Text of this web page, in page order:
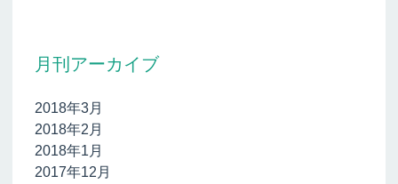
月刊アーカイブ
2018年3月
2018年2月
2018年1月
2017年12月